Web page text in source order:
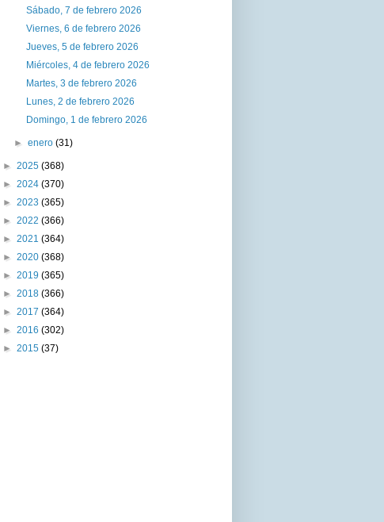
Sábado, 7 de febrero 2026
Viernes, 6 de febrero 2026
Jueves, 5 de febrero 2026
Miércoles, 4 de febrero 2026
Martes, 3 de febrero 2026
Lunes, 2 de febrero 2026
Domingo, 1 de febrero 2026
►enero(31)
► 2025 (368)
► 2024 (370)
► 2023 (365)
► 2022 (366)
► 2021 (364)
► 2020 (368)
► 2019 (365)
► 2018 (366)
► 2017 (364)
► 2016 (302)
► 2015 (37)